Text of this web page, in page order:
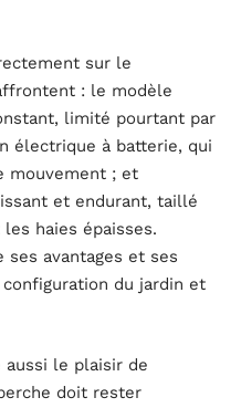
sur le
: le modèle
limité pourtant par
électrique à batterie, qui
mouvement ; et
et endurant, taillé
haies épaisses.
ses avantages et ses
du jardin et
aussi le plaisir de
doit rester